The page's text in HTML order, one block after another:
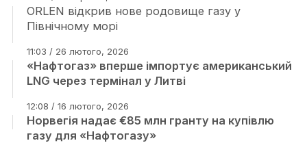
ORLEN відкрив нове родовище газу у
Північному морі
11:03 / 26 лютого, 2026
«Нафтогаз» вперше імпортує американський
LNG через термінал у Литві
12:08 / 16 лютого, 2026
Норвегія надає €85 млн гранту на купівлю
газу для «Нафтогазу»